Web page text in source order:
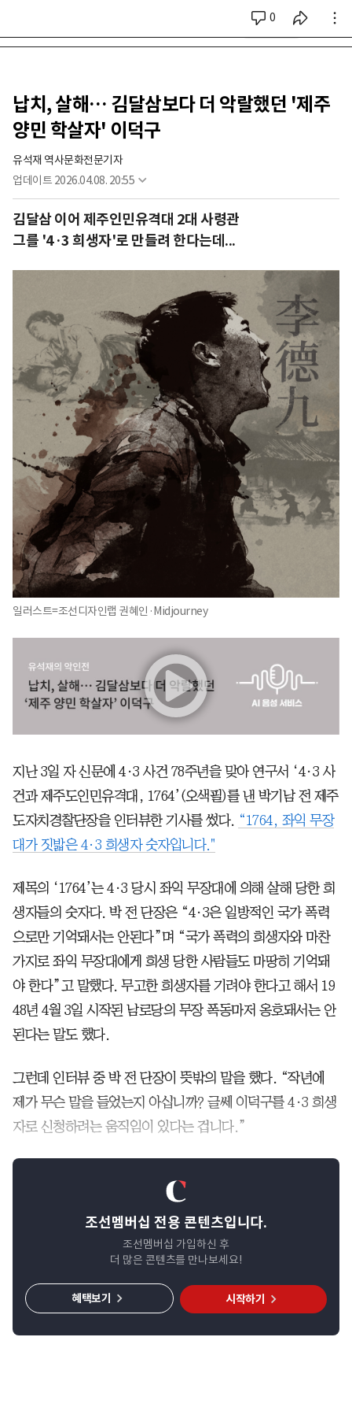
0
시리즈 전체
납치, 살해… 김달삼보다 더 악랄했던 '제주
양민 학살자' 이덕구
유석재 역사문화전문기자
업데이트 2026.04.08. 20:55
김달삼 이어 제주인민유격대 2대 사령관
그를 '4·3 희생자'로 만들려 한다는데...
일러스트=조선디자인랩 권혜인·Midjourney
지난 3일 자 신문에 4·3 사건 78주년을 맞아 연구서 ‘4·3 사
건과 제주도인민유격대, 1764’(오색필)를 낸 박기남 전 제주
도자치경찰단장을 인터뷰한 기사를 썼다. “1764, 좌익 무장
대가 짓밟은 4·3 희생자 숫자입니다."
제목의 ‘1764’는 4·3 당시 좌익 무장대에 의해 살해 당한 희
생자들의 숫자다. 박 전 단장은 “4·3은 일방적인 국가 폭력
으로만 기억돼서는 안된다”며 “국가 폭력의 희생자와 마찬
가지로 좌익 무장대에게 희생 당한 사람들도 마땅히 기억돼
야 한다”고 말했다. 무고한 희생자를 기려야 한다고 해서 19
48년 4월 3일 시작된 남로당의 무장 폭동마저 옹호돼서는 안
된다는 말도 했다.
그런데 인터뷰 중 박 전 단장이 뜻밖의 말을 했다. “작년에
제가 무슨 말을 들었는지 아십니까? 글쎄 이덕구를 4·3 희생
자로 신청하려는 움직임이 있다는 겁니다.”
조선멤버십 전용 콘텐츠입니다.
조선멤버십 가입하신 후
더 많은 콘텐츠를 만나보세요!
시작하기
혜택보기